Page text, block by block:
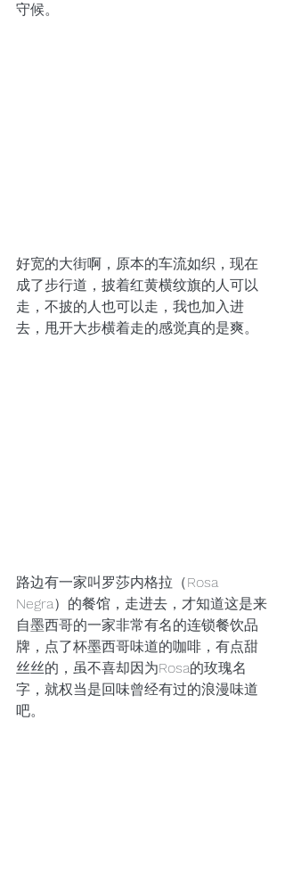
守候。
好宽的大街啊，原本的车流如织，现在
成了步行道，披着红黄横纹旗的人可以
走，不披的人也可以走，我也加入进
去，甩开大步横着走的感觉真的是爽。
路边有一家叫罗莎内格拉（Rosa
Negra）的餐馆，走进去，才知道这是来
自墨西哥的一家非常有名的连锁餐饮品
牌，点了杯墨西哥味道的咖啡，有点甜
丝丝的，虽不喜却因为Rosa的玫瑰名
字，就权当是回味曾经有过的浪漫味道
吧。